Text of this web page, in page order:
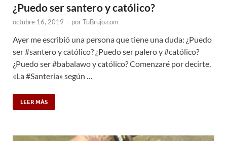
¿Puedo ser santero y católico?
octubre 16, 2019 - porTuBrujo.com
Ayer me escribió una persona que tiene una duda: ¿Puedo
ser #santero y católico? ¿Puedo ser palero y #católico?
¿Puedo ser #babalawo y católico? Comenzaré por decirte,
«La #Santería» según …
LEER MÁS